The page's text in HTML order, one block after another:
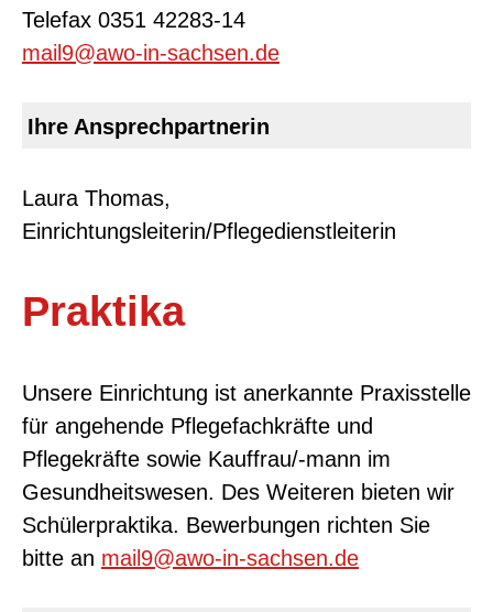
Telefax 0351 42283-14
mail9@awo-in-sachsen.de
Ihre Ansprechpartnerin
Laura Thomas,
Einrichtungsleiterin/Pflegedienstleiterin
Praktika
Unsere Einrichtung ist anerkannte Praxisstelle
für angehende Pflegefachkräfte und
Pflegekräfte sowie Kauffrau/-mann im
Gesundheitswesen. Des Weiteren bieten wir
Schülerpraktika. Bewerbungen richten Sie
bitte an mail9@awo-in-sachsen.de